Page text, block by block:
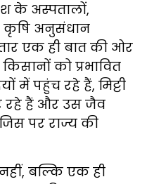
के अस्पतालों,
कृषि अनुसंधान
एक ही बात की ओर
को प्रभावित
में पहुंच रहे हैं, मिट्टी
रहे हैं और उस जैव
पर राज्य की
बल्कि एक ही